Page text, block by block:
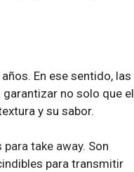
En ese sentido, las
no solo que el
y su sabor.
para take away. Son
para transmitir